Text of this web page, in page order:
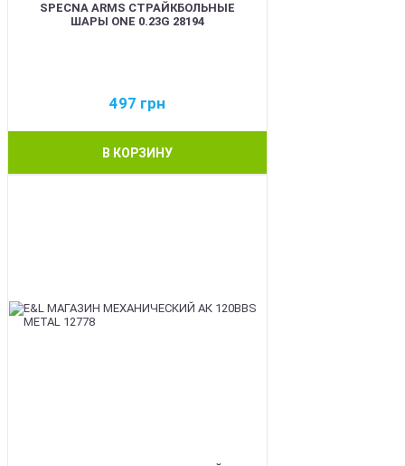
SPECNA ARMS СТРАЙКБОЛЬНЫЕ
ШАРЫ ONE 0.23G 28194
497 грн
В КОРЗИНУ